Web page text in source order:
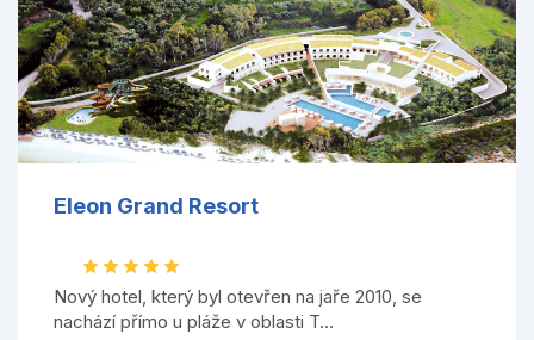
Eleon Grand Resort
Nový hotel, který byl otevřen na jaře 2010, se
nachází přímo u pláže v oblasti T...